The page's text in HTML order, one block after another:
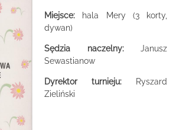
Miejsce: hala Mery (3 korty,
dywan)
Sędzia naczelny: Janusz
Sewastianow
Dyrektor turnieju: Ryszard
Zieliński